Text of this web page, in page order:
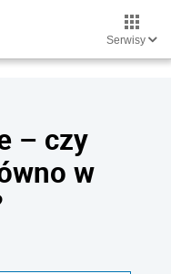
Serwisy
– czy
w